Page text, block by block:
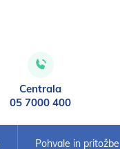
Pohvale in pritožbe
Centrala
05 7000 400